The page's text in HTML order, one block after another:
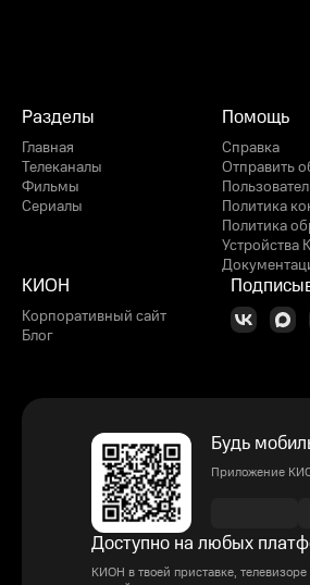
Разделы
Главная
Телеканалы
Фильмы
Сериалы
Помощь
Справка
Отправить
Политика
Политика
Устройства
КИОН
Корпоративный сайт
Блог
Будь
Приложение
Доступно на любых
КИОН в твоей приставке,